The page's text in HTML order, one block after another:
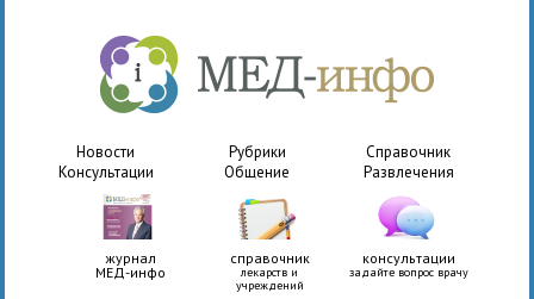
Новости Рубрики
Справочник
Консультации
Общение Развлечения
журнал
МЕД-инфо
справочник
лекарств и
учреждений
консультации
задайте вопрос врачу